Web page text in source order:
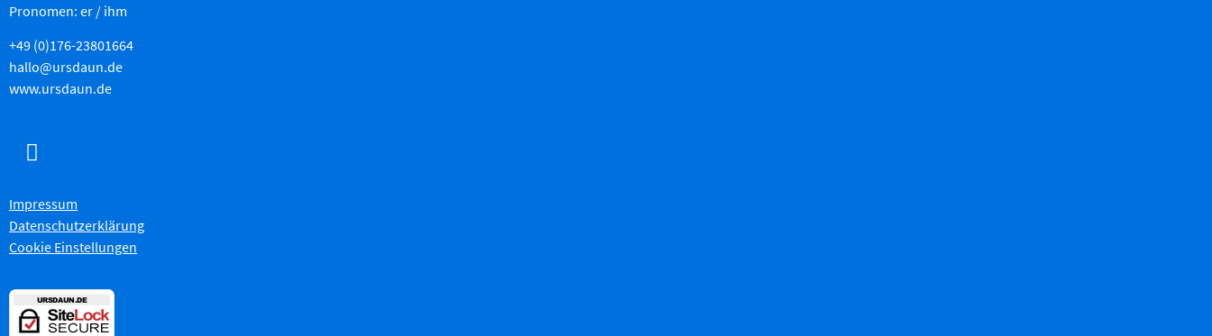
Pronomen: er / ihm
+49 (0)176-23801664
hallo@ursdaun.de
www.ursdaun.de
Impressum
Datenschutzerklärung
Cookie Einstellungen